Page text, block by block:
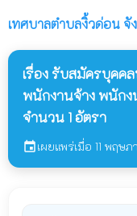
เทศบาลตำบลงิ้วด่อน จั
เรื่อง รับสมัครบุคค
พนักงานจ้าง พนักง
จำนวน 1 อัตรา
eventเผยแพร่เมื่อ 11 พฤษ